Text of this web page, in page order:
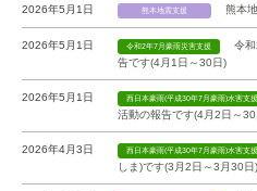
2026年5月1日 熊本地震支援 熊本
2026年5月1日 令和2年7月豪雨災害支援
令
告です(4月1日～30日)
2026年5月1日 西日本豪雨(平成30年7月豪雨)水害支援
活動の報告です(4月2日～30
2026年4月3日 西日本豪雨(平成30年7月豪雨)水害支援
しま)です(3月2日～3月30日)